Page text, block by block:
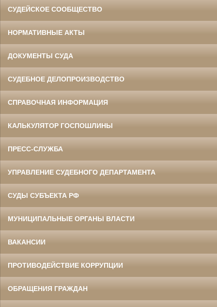
СУДЕЙСКОЕ СООБЩЕСТВО
НОРМАТИВНЫЕ АКТЫ
ДОКУМЕНТЫ СУДА
СУДЕБНОЕ ДЕЛОПРОИЗВОДСТВО
СПРАВОЧНАЯ ИНФОРМАЦИЯ
КАЛЬКУЛЯТОР ГОСПОШЛИНЫ
ПРЕСС-СЛУЖБА
УПРАВЛЕНИЕ СУДЕБНОГО ДЕПАРТАМЕНТА
СУДЫ СУБЪЕКТА РФ
МУНИЦИПАЛЬНЫЕ ОРГАНЫ ВЛАСТИ
ВАКАНСИИ
ПРОТИВОДЕЙСТВИЕ КОРРУПЦИИ
ОБРАЩЕНИЯ ГРАЖДАН